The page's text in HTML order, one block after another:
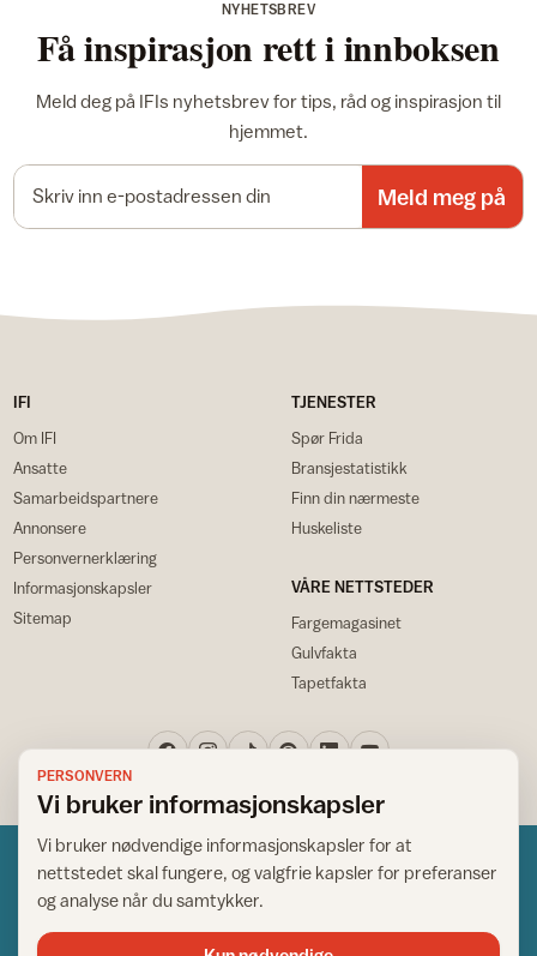
NYHETSBREV
Få inspirasjon rett i innboksen
Meld deg på IFIs nyhetsbrev for tips, råd og inspirasjon til
hjemmet.
Meld meg på
IFI
Om IFI
Ansatte
Samarbeidspartnere
Annonsere
Personvernerklæring
Informasjonskapsler
Sitemap
TJENESTER
Spør Frida
Bransjestatistikk
Finn din nærmeste
Huskeliste
VÅRE NETTSTEDER
Fargemagasinet
Gulvfakta
Tapetfakta
PERSONVERN
Vi bruker informasjonskapsler
Vi bruker nødvendige informasjonskapsler for at
nettstedet skal fungere, og valgfrie kapsler for preferanser
og analyse når du samtykker.